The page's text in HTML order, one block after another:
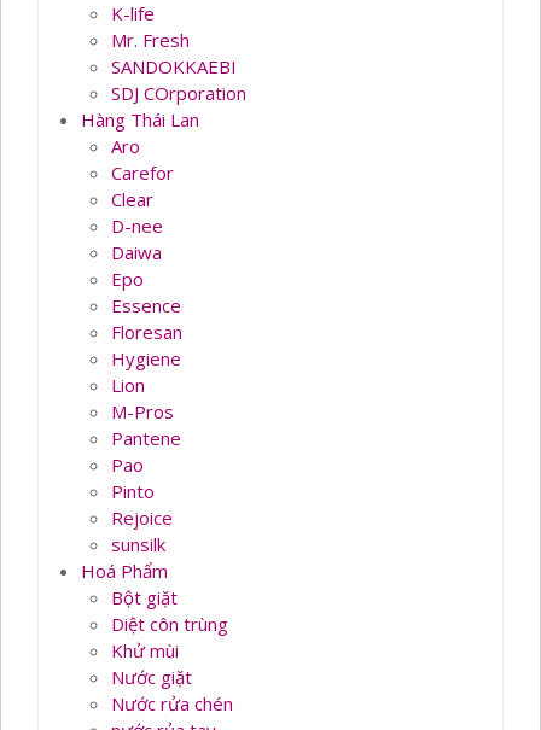
K-life
Mr. Fresh
SANDOKKAEBI
SDJ COrporation
Hàng Thái Lan
Aro
Carefor
Clear
D-nee
Daiwa
Epo
Essence
Floresan
Hygiene
Lion
M-Pros
Pantene
Pao
Pinto
Rejoice
sunsilk
Hoá Phẩm
Bột giặt
Diệt côn trùng
Khử mùi
Nước giặt
Nước rửa chén